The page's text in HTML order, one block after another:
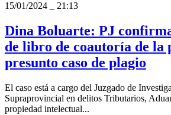
15/01/2024
21:13
Dina Boluarte: PJ
de libro de coautoría de la
presunto caso de plagio
El caso está a cargo del Juzgado de
Supraprovincial en delitos Tributarios,
propiedad intelectual...